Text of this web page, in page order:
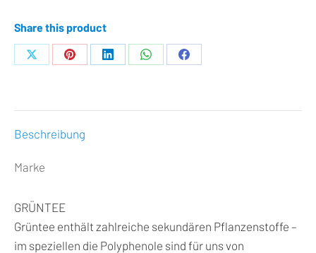
Share this product
Teilen Teilen Teilen Teilen Teilen
Beschreibung
Marke
GRÜNTEE
Grüntee enthält zahlreiche sekundären Pflanzenstoffe –
im speziellen die Polyphenole sind für uns von